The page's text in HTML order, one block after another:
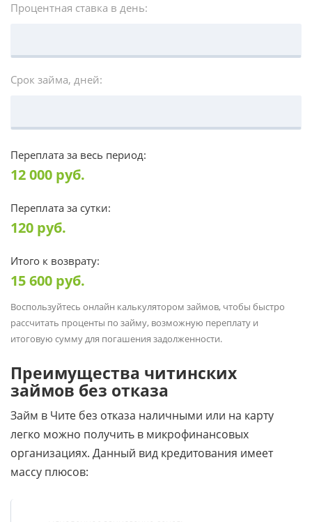
Процентная ставка в день:
Срок займа, дней:
Переплата за весь период:
12 000 руб.
Переплата за сутки:
120 руб.
Итого к возврату:
15 600 руб.
Воспользуйтесь онлайн калькулятором займов, чтобы быстро
рассчитать проценты по займу, возможную переплату и
итоговую сумму для погашения задолженности.
Преимущества читинских
займов без отказа
Займ в Чите без отказа наличными или на карту
легко можно получить в микрофинансовых
организациях. Данный вид кредитования имеет
массу плюсов: